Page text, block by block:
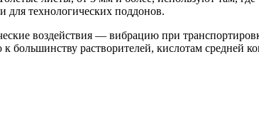
для технологических поддонов.
воздействия — вибрацию при
растворителей, кислотам средней